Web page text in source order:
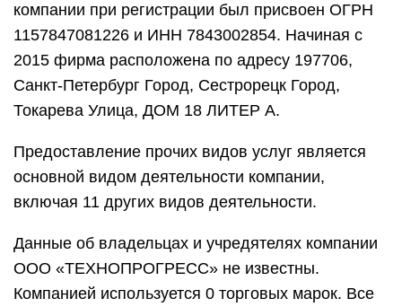
компании при регистрации был присвоен ОГРН
1157847081226 и ИНН 7843002854. Начиная с
2015 фирма расположена по адресу 197706,
Санкт-Петербург Город, Сестрорецк Город,
Токарева Улица, ДОМ 18 ЛИТЕР А.
Предоставление прочих видов услуг является
основной видом деятельности компании,
включая 11 других видов деятельности.
Данные об владельцах и учредятелях компании
ООО «ТЕХНОПРОГРЕСС» не известны.
Компанией используется 0 торговых марок. Все